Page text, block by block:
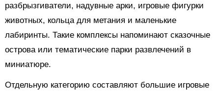
разбрызгиватели, надувные арки, игровые фигурки
животных, кольца для метания и маленькие
лабиринты. Такие комплексы напоминают сказочные
острова или тематические парки развлечений в
миниатюре.
Отдельную категорию составляют большие игровые